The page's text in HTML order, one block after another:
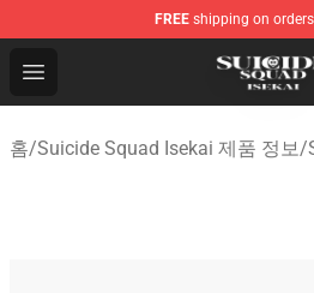
FREE shipping on
Open menu
Suicide Squad Isekai Store -
홈/Suicide Squad Isekai 제품 정보/